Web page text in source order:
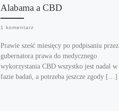
Alabama a CBD
1 komentarz
Prawie sześć miesięcy po podpisaniu przez
gubernatora prawa do medycznego
wykorzystania CBD wszystko jest nadal w
fazie badań, a potrzeba jeszcze zgody […]